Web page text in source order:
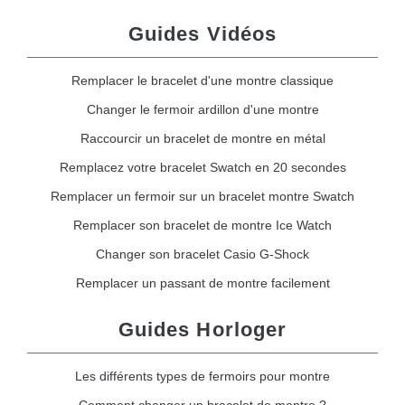
Guides Vidéos
Remplacer le bracelet d'une montre classique
Changer le fermoir ardillon d'une montre
Raccourcir un bracelet de montre en métal
Remplacez votre bracelet Swatch en 20 secondes
Remplacer un fermoir sur un bracelet montre Swatch
Remplacer son bracelet de montre Ice Watch
Changer son bracelet Casio G-Shock
Remplacer un passant de montre facilement
Guides Horloger
Les différents types de fermoirs pour montre